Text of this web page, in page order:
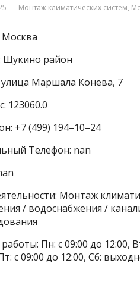
Монтаж климатических систем,
Москва
Щукино район
улица Маршала Конева, 7
123060.0
+7 (499) 194‒10‒24
Телефон: nan
Монтаж
/ водоснабжения /
Пн: с 09:00 до 12:00,
с 09:00 до 12:00, Сб: